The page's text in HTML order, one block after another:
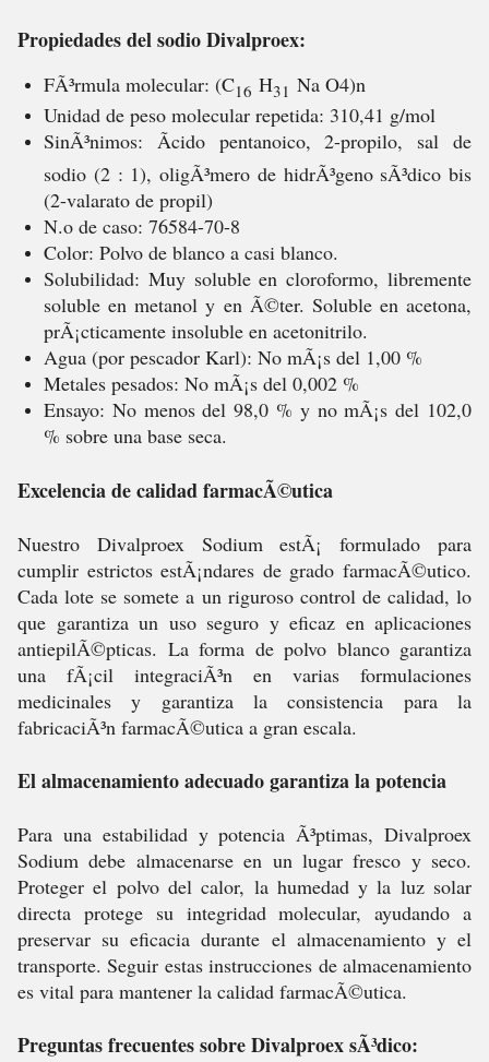
Propiedades del sodio Divalproex:
FÃ³rmula molecular: (C16 H31 Na O4)n
Unidad de peso molecular repetida: 310,41 g/mol
SinÃ³nimos: Ãcido pentanoico, 2-propilo, sal de
sodio (2 : 1), oligÃ³mero de hidrÃ³geno sÃ³dico bis
(2-valarato de propil)
N.o de caso: 76584-70-8
Color: Polvo de blanco a casi blanco.
Solubilidad: Muy soluble en cloroformo, libremente
soluble en metanol y en Ã©ter. Soluble en acetona,
prÃ¡cticamente insoluble en acetonitrilo.
Agua (por pescador Karl): No mÃ¡s del 1,00 %
Metales pesados: No mÃ¡s del 0,002 %
Ensayo: No menos del 98,0 % y no mÃ¡s del 102,0
% sobre una base seca.
Excelencia de calidad farmacÃ©utica
Nuestro Divalproex Sodium estÃ¡ formulado para
cumplir estrictos estÃ¡ndares de grado farmacÃ©utico.
Cada lote se somete a un riguroso control de calidad, lo
que garantiza un uso seguro y eficaz en aplicaciones
antiepilÃ©pticas. La forma de polvo blanco garantiza
una fÃ¡cil integraciÃ³n en varias formulaciones
medicinales y garantiza la consistencia para la
fabricaciÃ³n farmacÃ©utica a gran escala.
El almacenamiento adecuado garantiza la potencia
Para una estabilidad y potencia Ã³ptimas, Divalproex
Sodium debe almacenarse en un lugar fresco y seco.
Proteger el polvo del calor, la humedad y la luz solar
directa protege su integridad molecular, ayudando a
preservar su eficacia durante el almacenamiento y el
transporte. Seguir estas instrucciones de almacenamiento
es vital para mantener la calidad farmacÃ©utica.
Preguntas frecuentes sobre Divalproex sÃ³dico: